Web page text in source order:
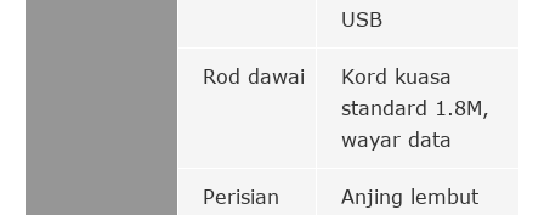
USB
Rod dawai
Kord kuasa
standard 1.8M,
wayar data
Perisian
Anjing lembut